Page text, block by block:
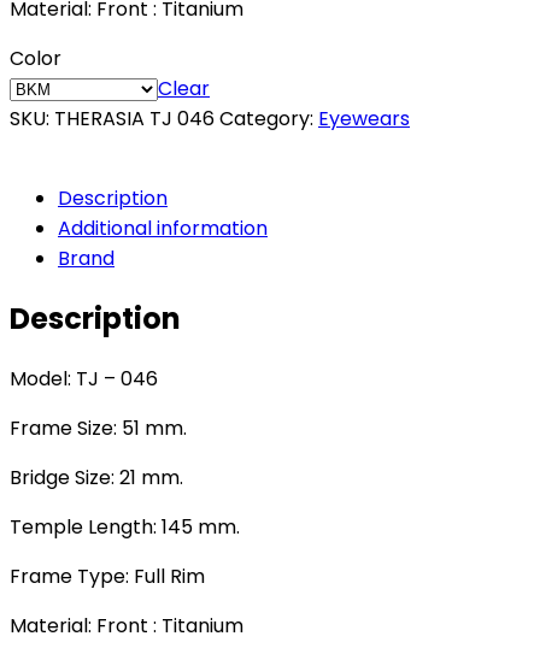
Material: Front : Titanium
Color
Clear
SKU: THERASIA TJ 046Category: Eyewears
Description
Additional information
Brand
Description
Model: TJ – 046
Frame Size: 51 mm.
Bridge Size: 21 mm.
Temple Length: 145 mm.
Frame Type: Full Rim
Material: Front : Titanium